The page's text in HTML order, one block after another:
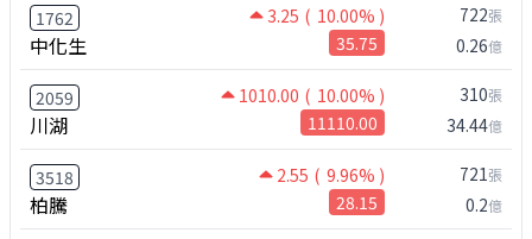
1762 3.25 ( 10.00% )
中化生 35.75
722張
0.26億
2059 1010.00 ( 10.00% )
川湖 11110.00
310張
34.44億
3518 2.55 ( 9.96% )
柏騰 28.15
721張
0.2億